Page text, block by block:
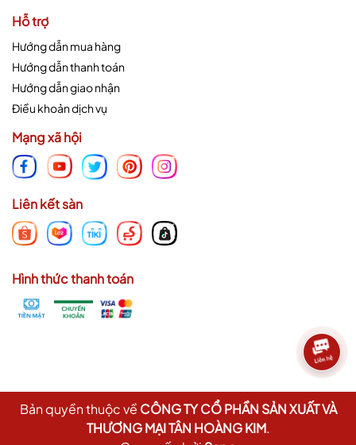
Hỗ trợ
Hướng dẫn mua hàng
Hướng dẫn thanh toán
Hướng dẫn giao nhận
Điều khoản dịch vụ
Mạng xã hội
Liên kết sàn
Hình thức thanh toán
Bản quyền thuộc về CÔNG TY CỔ PHẦN SẢN XUẤT VÀ
THƯƠNG MẠI TÂN HOÀNG KIM.